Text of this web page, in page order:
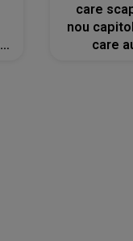
care
nou
care